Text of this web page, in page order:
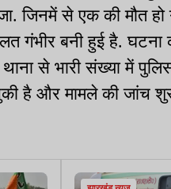
जिनमें से एक की मौत हो
गंभीर बनी हुई है. घटना
से भारी संख्या में
है और मामले की जांच